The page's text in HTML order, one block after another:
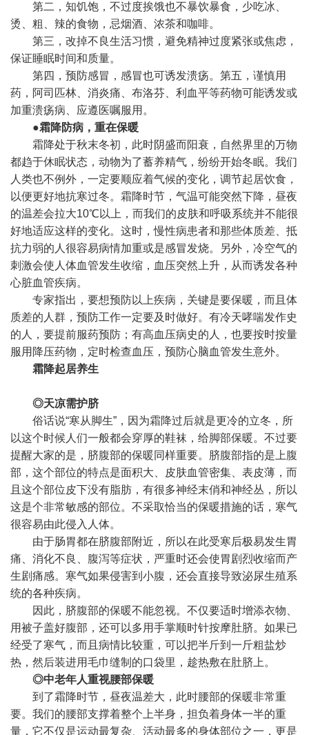
第二，知饥饱，不过度挨饿也不暴饮暴食，少吃冰、
烫、粗、辣的食物，忌烟酒、浓茶和咖啡。
第三，改掉不良生活习惯，避免精神过度紧张或焦虑，
保证睡眠时间和质量。
第四，预防感冒，感冒也可诱发溃疡。第五，谨慎用
药，阿司匹林、消炎痛、布洛芬、利血平等药物可能诱发或
加重溃疡病、应遵医嘱服用。
●霜降防病，重在保暖
霜降处于秋末冬初，此时阴盛而阳衰，自然界里的万物
都趋于休眠状态，动物为了蓄养精气，纷纷开始冬眠。我们
人类也不例外，一定要顺应着气候的变化，调节起居饮食，
以便更好地抗寒过冬。霜降时节，气温可能突然下降，昼夜
的温差会拉大10℃以上，而我们的皮肤和呼吸系统并不能很
好地适应这样的变化。这时，慢性病患者和那些体质差、抵
抗力弱的人很容易病情加重或是感冒发烧。另外，冷空气的
刺激会使人体血管发生收缩，血压突然上升，从而诱发各种
心脏血管疾病。
专家指出，要想预防以上疾病，关键是要保暖，而且体
质差的人群，预防工作一定要及时做好。有冷天哮喘发作史
的人，要提前服药预防；有高血压病史的人，也要按时按量
服用降压药物，定时检查血压，预防心脑血管发生意外。
霜降起居养生
◎天凉需护脐
俗话说“寒从脚生”，因为霜降过后就是更冷的立冬，所
以这个时候人们一般都会穿厚的鞋袜，给脚部保暖。不过要
提醒大家的是，脐腹部的保暖同样重要。脐腹部指的是上腹
部，这个部位的特点是面积大、皮肤血管密集、表皮薄，而
且这个部位皮下没有脂肪，有很多神经末俏和神经丛，所以
这是个非常敏感的部位。不采取恰当的保暖措施的话，寒气
很容易由此侵入人体。
由于肠胃都在脐腹部附近，所以在此受寒后极易发生胃
痛、消化不良、腹泻等症状，严重时还会使胃剧烈收缩而产
生剧痛感。寒气如果侵害到小腹，还会直接导致泌尿生殖系
统的各种疾病。
因此，脐腹部的保暖不能忽视。不仅要适时增添衣物、
用被子盖好腹部，还可以多用手掌顺时针按摩肚脐。如果已
经受了寒气，而且病情比较重，可以把半斤到一斤粗盐炒
热，然后装进用毛巾缝制的口袋里，趁热敷在肚脐上。
◎中老年人重视腰部保暖
到了霜降时节，昼夜温差大，此时腰部的保暖非常重
要。我们的腰部支撑着整个上半身，担负着身体一半的重
量，它不仅是运动最复杂、活动最多的身体部位之一，更是